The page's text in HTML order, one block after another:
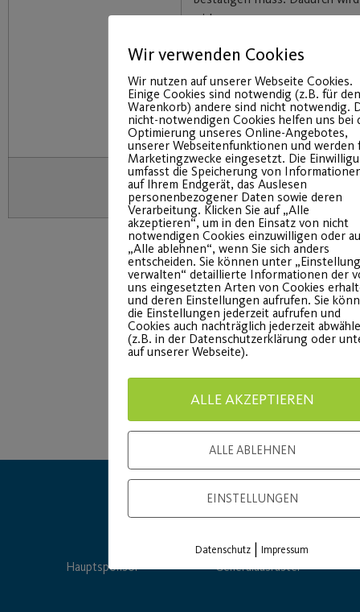
wirksam.
gelesen und akzeptiere diese
“jetzt kostenpflichtig
Einverständnis zur
persönlichen Daten für rein
organisatorische Zwecke.
Hauptsponsor Generalausrüster
Wir verwenden Cookies
Wir nutzen auf unserer Webseite Cookies.
Einige Cookies sind notwendig (z.B. für den
Warenkorb) andere sind nicht notwendig.
nicht-notwendigen Cookies helfen uns bei
Optimierung unseres Online-Angebotes,
unserer Webseitenfunktionen und werden
Marketingzwecke eingesetzt. Die
umfasst die Speicherung von
auf Ihrem Endgerät, das Auslesen
personenbezogener Daten sowie deren
Verarbeitung. Klicken Sie auf „Alle
akzeptieren“, um in den Einsatz von nicht
notwendigen Cookies einzuwilligen oder
„Alle ablehnen“, wenn Sie sich anders
entscheiden. Sie können unter
verwalten“ detaillierte Informationen der
uns eingesetzten Arten von Cookies
und deren Einstellungen aufrufen. Sie
die Einstellungen jederzeit aufrufen und
Cookies auch nachträglich jederzeit
(z.B. in der Datenschutzerklärung oder
auf unserer Webseite).
ALLE AKZEPTIEREN
ALLE ABLEHNEN
EINSTELLUNGEN
Datenschutz |Impressum